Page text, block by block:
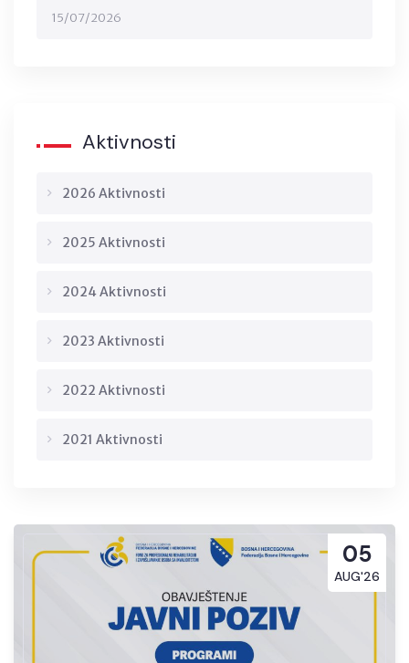
15/07/2026
Aktivnosti
2026 Aktivnosti
2025 Aktivnosti
2024 Aktivnosti
2023 Aktivnosti
2022 Aktivnosti
2021 Aktivnosti
05
AUG'26